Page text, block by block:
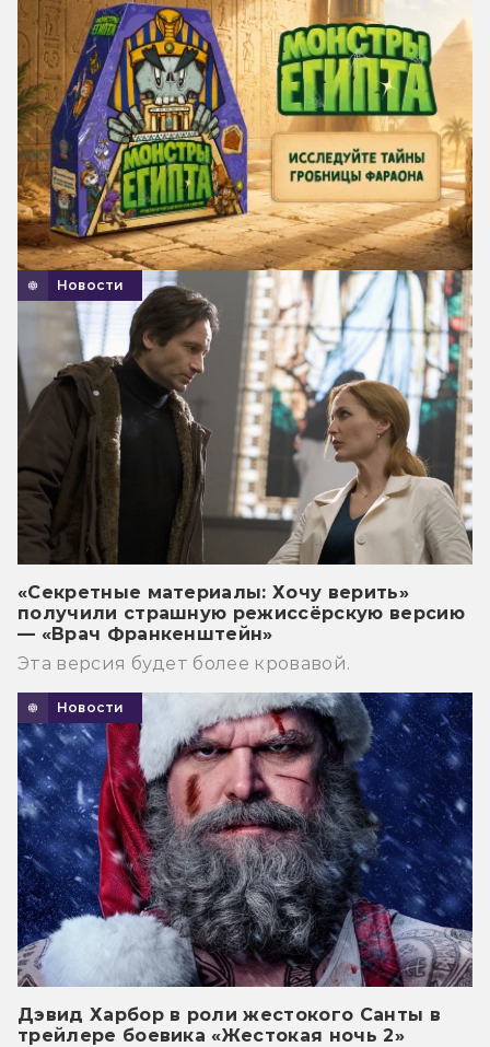
Новости
«Секретные материалы: Хочу верить»
получили страшную режиссёрскую версию
— «Врач Франкенштейн»
Эта версия будет более кровавой.
Новости
Дэвид Харбор в роли жестокого Санты в
трейлере боевика «Жестокая ночь 2»